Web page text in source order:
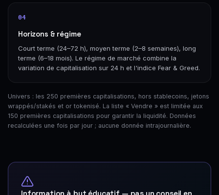
04
Horizons & régime
Court terme (24–72 h), moyen terme (2–8 semaines), long
terme (6–18 mois). Le régime de marché combine la
variation de capitalisation sur 24 h et l'indice Fear & Greed.
Univers : les 250 premières capitalisations, hors stablecoins, jetons
wrappés/stakés et or tokenisé. La liste « Vendre » est limitée aux
150 premières capitalisations pour garantir la liquidité. Données
recalculées une fois par jour ; aucune donnée intrajournalière.